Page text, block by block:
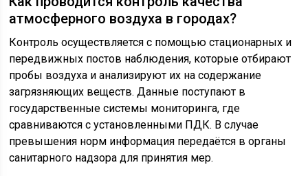
атмосферного воздуха в городах?
Контроль осуществляется с помощью стационарных и
передвижных постов наблюдения, которые отбирают
пробы воздуха и анализируют их на содержание
загрязняющих веществ. Данные поступают в
государственные системы мониторинга, где
сравниваются с установленными ПДК. В случае
превышения норм информация передаётся в органы
санитарного надзора для принятия мер.